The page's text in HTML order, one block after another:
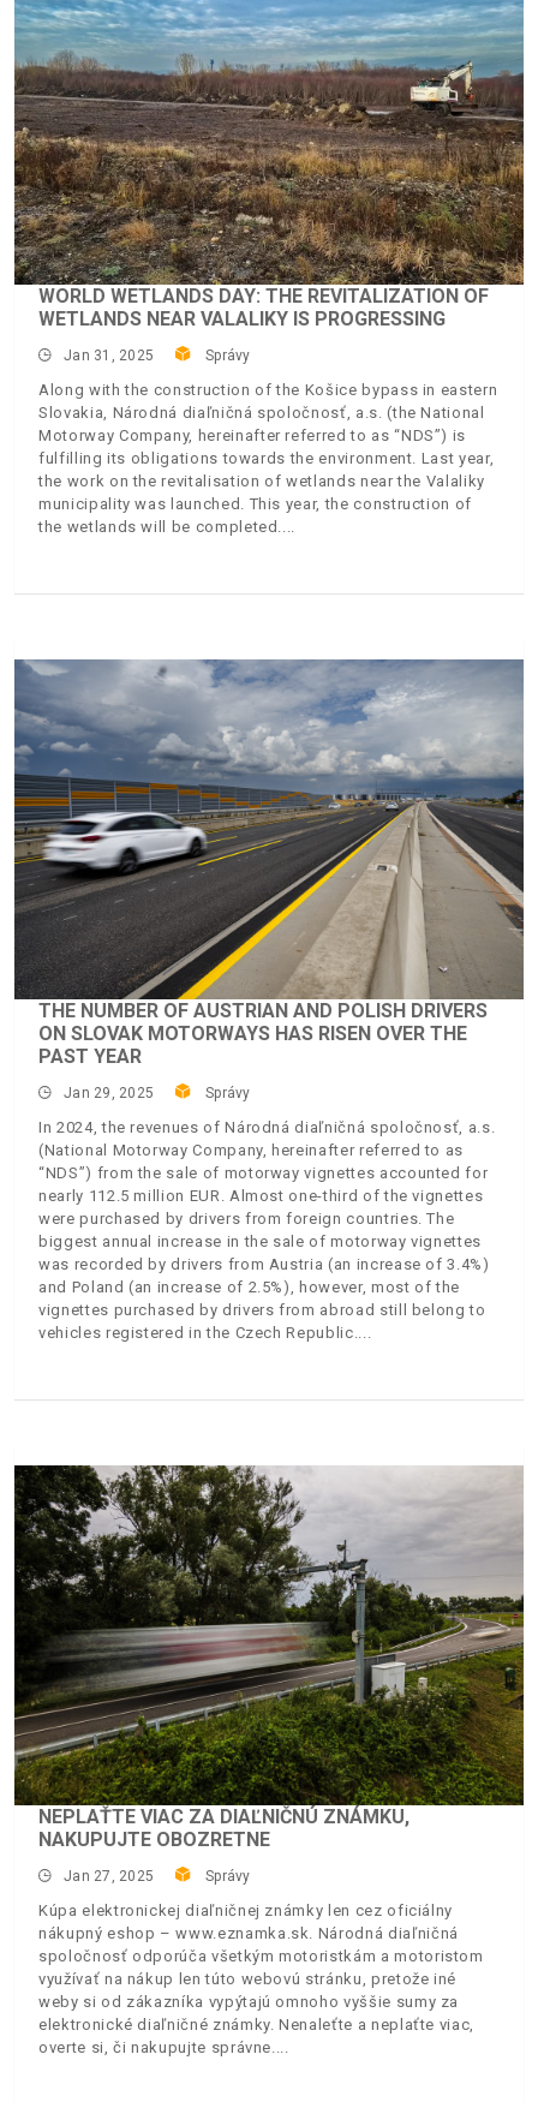
WORLD WETLANDS DAY: THE REVITALIZATION OF
WETLANDS NEAR VALALIKY IS PROGRESSING
Jan 31, 2025 Správy
Along with the construction of the Košice bypass in eastern
Slovakia, Národná diaľničná spoločnosť, a.s. (the National
Motorway Company, hereinafter referred to as “NDS”) is
fulfilling its obligations towards the environment. Last year,
the work on the revitalisation of wetlands near the Valaliky
municipality was launched. This year, the construction of
the wetlands will be completed.
THE NUMBER OF AUSTRIAN AND POLISH DRIVERS
ON SLOVAK MOTORWAYS HAS RISEN OVER THE
PAST YEAR
Jan 29, 2025 Správy
In 2024, the revenues of Národná diaľničná spoločnosť, a.s.
(National Motorway Company, hereinafter referred to as
“NDS”) from the sale of motorway vignettes accounted for
nearly 112.5 million EUR. Almost one-third of the vignettes
were purchased by drivers from foreign countries. The
biggest annual increase in the sale of motorway vignettes
was recorded by drivers from Austria (an increase of 3.4%)
and Poland (an increase of 2.5%), however, most of the
vignettes purchased by drivers from abroad still belong to
vehicles registered in the Czech Republic.
NEPLAŤTE VIAC ZA DIAĽNIČNÚ ZNÁMKU,
NAKUPUJTE OBOZRETNE
Jan 27, 2025 Správy
Kúpa elektronickej diaľničnej známky len cez oficiálny
nákupný eshop – www.eznamka.sk. Národná diaľničná
spoločnosť odporúča všetkým motoristkám a motoristom
využívať na nákup len túto webovú stránku, pretože iné
weby si od zákazníka vypýtajú omnoho vyššie sumy za
elektronické diaľničné známky. Nenaleťte a neplaťte viac,
overte si, či nakupujte správne.